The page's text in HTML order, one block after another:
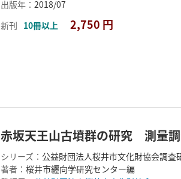
出版年： 2018/07
新刊 10冊以上 2,750 円
赤坂天王山古墳群の研究 測量
シリーズ： 公益財団法人桜井市文化財協会調
著者： 桜井市纒向学研究センター編